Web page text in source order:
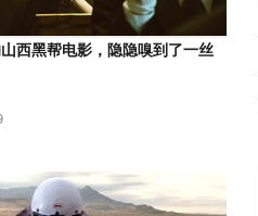
山西黑帮电影，隐隐嗅到了一丝